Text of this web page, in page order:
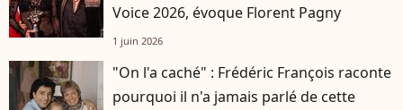
Voice 2026, évoque Florent Pagny
1 juin 2026
"On l'a caché" : Frédéric François raconte
pourquoi il n'a jamais parlé de cette